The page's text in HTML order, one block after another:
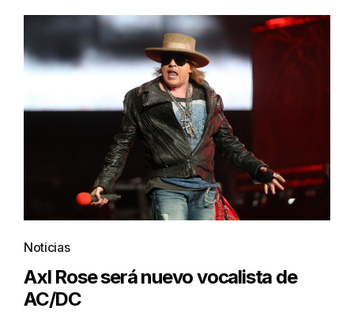
Noticias
Axl Rose será nuevo vocalista de
AC/DC